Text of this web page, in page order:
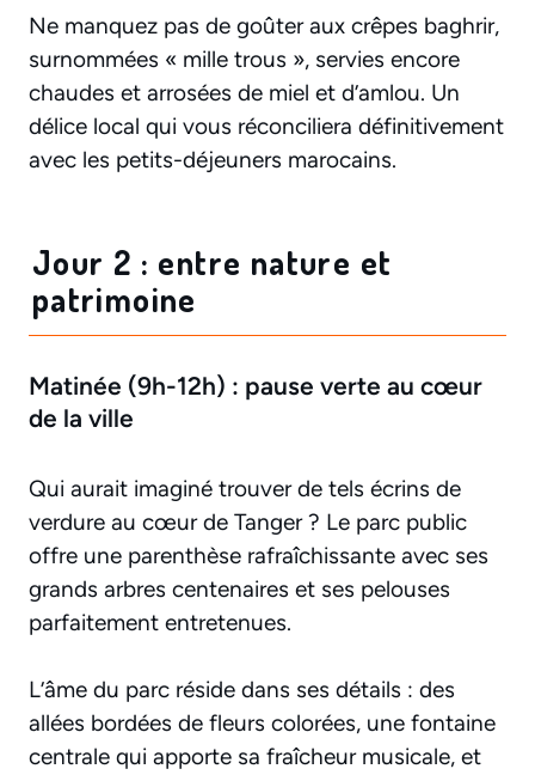
Ne manquez pas de goûter aux crêpes baghrir,
surnommées « mille trous », servies encore
chaudes et arrosées de miel et d’amlou. Un
délice local qui vous réconciliera définitivement
avec les petits-déjeuners marocains.
Jour 2 : entre nature et
patrimoine
Matinée (9h-12h) : pause verte au cœur
de la ville
Qui aurait imaginé trouver de tels écrins de
verdure au cœur de Tanger ? Le parc public
offre une parenthèse rafraîchissante avec ses
grands arbres centenaires et ses pelouses
parfaitement entretenues.
L’âme du parc réside dans ses détails : des
allées bordées de fleurs colorées, une fontaine
centrale qui apporte sa fraîcheur musicale, et